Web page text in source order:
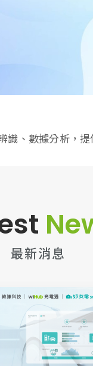
、數據分析，提
最新消息